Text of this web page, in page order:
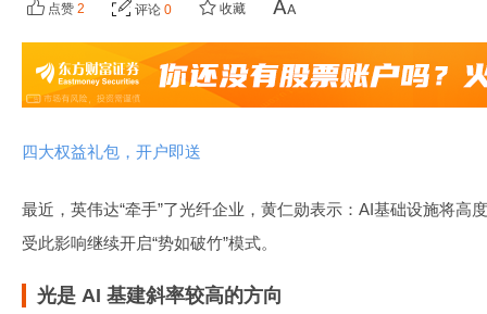
点赞 2 评论 0 收藏
四大权益礼包，开户即送
最近，英伟达“牵手”了光纤企业，黄仁勋表示：AI基础设施将高
受此影响继续开启“势如破竹”模式。
光是 AI 基建斜率较高的方向